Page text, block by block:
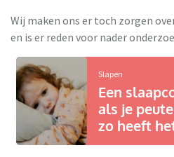
Wij maken ons er toch zorgen
en is er reden voor nader
Slapen
Een
als je
zo heeft